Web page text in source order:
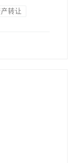
转让